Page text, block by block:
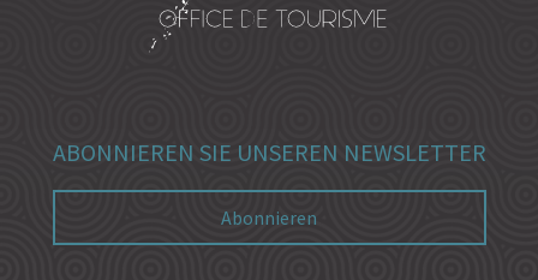
ABONNIEREN SIE UNSEREN NEWSLETTER
Abonnieren